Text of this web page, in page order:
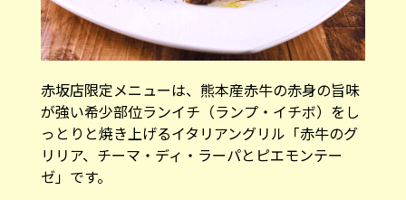
赤坂店限定メニューは、熊本産赤牛の赤身の旨味
が強い希少部位ランイチ（ランプ・イチボ）をし
っとりと焼き上げるイタリアングリル「赤牛のグ
リリア、チーマ・ディ・ラーパとピエモンテー
ゼ」です。